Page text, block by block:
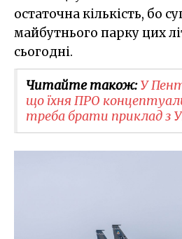
остаточна кількість, бо
майбутнього парку цих
сьогодні.
Читайте також:У
що їхня ПРО
треба брати приклад з